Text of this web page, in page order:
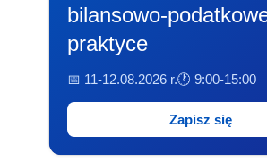
bilansowo-
praktyce
📅 11-12.08.2026 r.🕐 9:00-15:00
Zapisz się